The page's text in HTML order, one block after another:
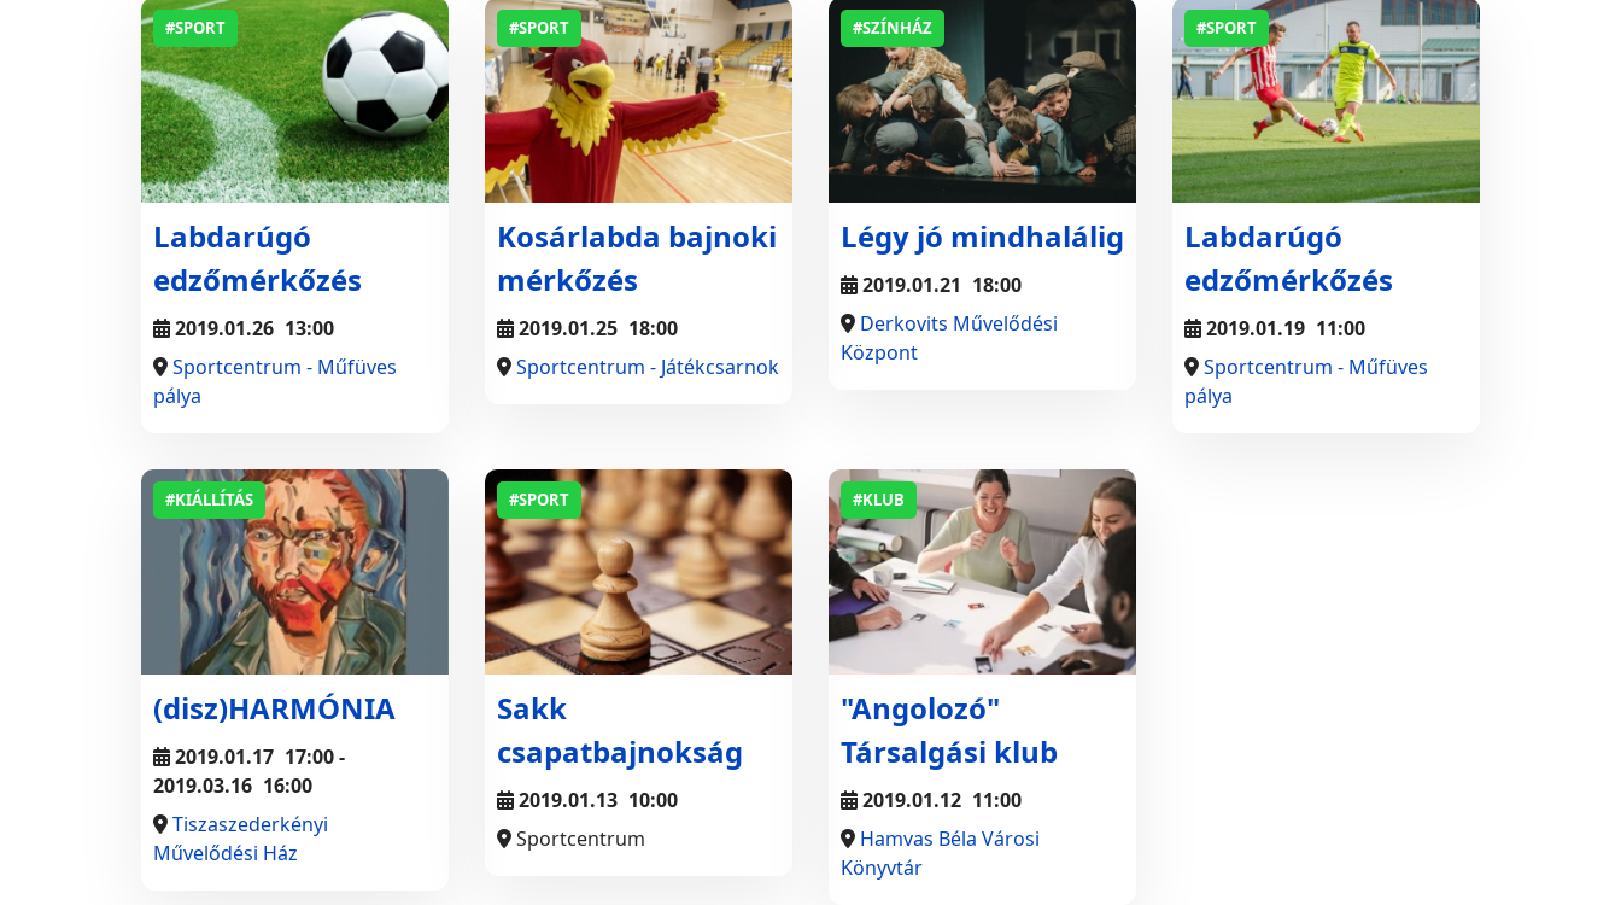
#SPORT
Labdarúgó
edzőmérkőzés
2019.01.26 13:00
Sportcentrum - Műfüves
pálya
#SPORT
Kosárlabda bajnoki
mérkőzés
2019.01.25 18:00
Sportcentrum - Játékcsarnok
#SZÍNHÁZ
Légy jó mindhalálig
2019.01.21 18:00
Derkovits Művelődési
Központ
#SPORT
Labdarúgó
edzőmérkőzés
2019.01.19 11:00
Sportcentrum - Műfüves
pálya
#KIÁLLÍTÁS
(disz)HARMÓNIA
2019.01.17 17:00-
2019.03.16 16:00
Tiszaszederkényi
Művelődési Ház
#SPORT
Sakk
csapatbajnokság
2019.01.13 10:00
Sportcentrum
#KLUB
"Angolozó"
Társalgási klub
2019.01.12 11:00
Hamvas Béla Városi
Könyvtár